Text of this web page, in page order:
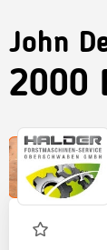
John
2000